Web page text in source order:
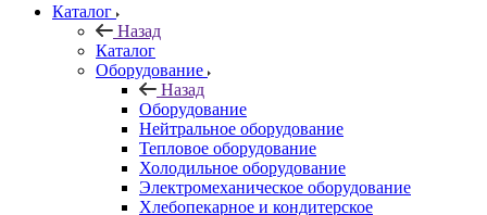
Каталог
Назад
Каталог
Оборудование
Назад
Оборудование
Нейтральное оборудование
Тепловое оборудование
Холодильное оборудование
Электромеханическое оборудование
Хлебопекарное и кондитерское